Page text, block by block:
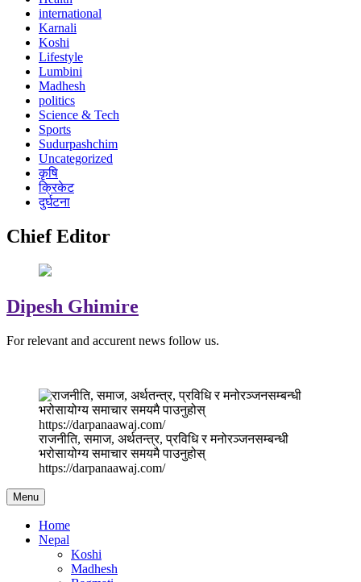
international
Karnali
Koshi
Lifestyle
Lumbini
Madhesh
politics
Science & Tech
Sports
Sudurpashchim
Uncategorized
कृषि
क्रिकेट
दुर्घटना
Chief Editor
Dipesh Ghimire
For relevant and accurent news follow us.
राजनीति, समाज, अर्थतन्त्र, प्रविधि र मनोरञ्जनसम्बन्धी
भरोसायोग्य समाचार समयमै पाउनुहोस्
https://darpanaawaj.com/
Menu
Home
Nepal
Koshi
Madhesh